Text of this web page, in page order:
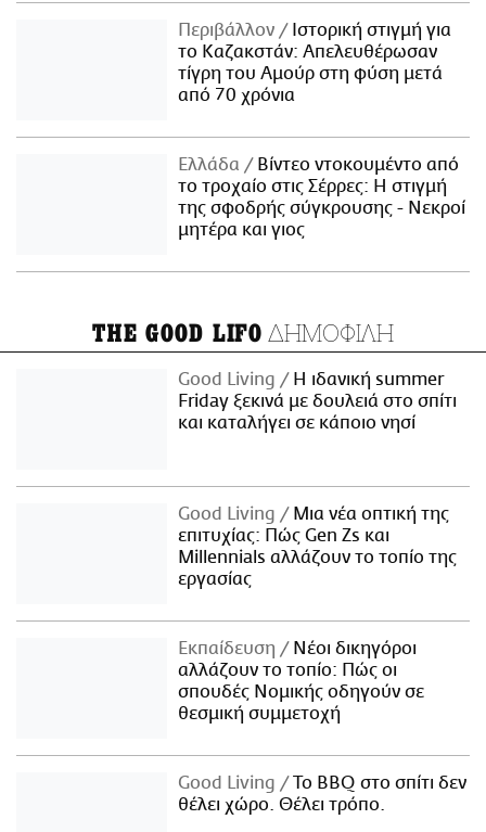
Περιβάλλον
Ιστορική στιγμή για
το Καζακστάν: Απελευθέρωσαν
τίγρη του Αμούρ στη φύση μετά
από 70 χρόνια
Ελλάδα
Βίντεο ντοκουμέντο από
το τροχαίο στις Σέρρες: Η στιγμή
της σφοδρής σύγκρουσης - Νεκροί
μητέρα και γιος
THE GOOD LIFO ΔΗΜΟΦΙΛΗ
Good Living
Η ιδανική summer
Friday ξεκινά με δουλειά στο σπίτι
και καταλήγει σε κάποιο νησί
Good Living
Μια νέα οπτική της
επιτυχίας: Πώς Gen Zs και
Millennials αλλάζουν το τοπίο της
εργασίας
Εκπαίδευση
Νέοι δικηγόροι
αλλάζουν το τοπίο: Πώς οι
σπουδές Νομικής οδηγούν σε
θεσμική συμμετοχή
Good Living
Το BBQ στο σπίτι δεν
θέλει χώρο. Θέλει τρόπο.